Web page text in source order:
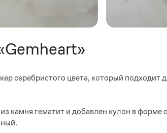
серебристого цвета, который подходит
камня гематит и добавлен кулон в